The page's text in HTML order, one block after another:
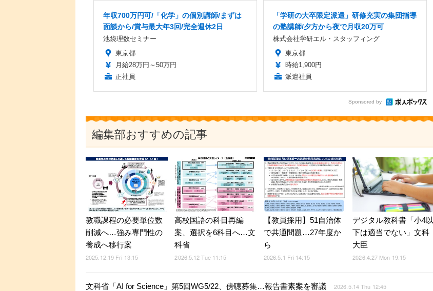
年収700万円可/「化学」の個別講師/まずは
面談から/賞与最大年3回/完全週休2日
池袋理数セミナー
東京都
月給28万円～50万円
正社員
「学研の大卒限定派遣」研修充実の集団指導
の塾講師/夕方から夜で月収20万可
株式会社学研エル・スタッフィング
東京都
時給1,900円
派遣社員
Sponsored by
編集部おすすめの記事
教職課程の必要単位数
削減へ…強み専門性の
養成へ移行案
2025.12.19 Fri 13:15
高校国語の科目再編
案、選択を6科目へ…文
科省
2026.5.12 Tue 11:15
【教員採用】51自治体
で共通問題…27年度か
ら
2026.5.1 Fri 14:15
デジタル教科書「小4以
下は適当でない」文科
大臣
2026.4.27 Mon 19:15
文科省「AI for Science」第5回WG5/22、傍聴募集…報告書素案を審議 2026.5.14 Thu 12:45